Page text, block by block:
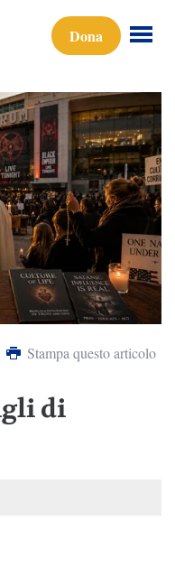
Dona
Stampa questo articolo
di